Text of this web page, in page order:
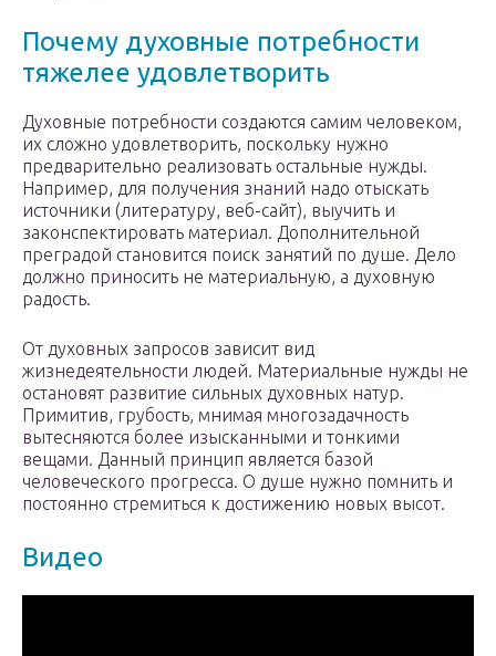
Почему духовные потребности
тяжелее удовлетворить
Духовные потребности создаются самим человеком,
их сложно удовлетворить, поскольку нужно
предварительно реализовать остальные нужды.
Например, для получения знаний надо отыскать
источники (литературу, веб-сайт), выучить и
законспектировать материал. Дополнительной
преградой становится поиск занятий по душе. Дело
должно приносить не материальную, а духовную
радость.
От духовных запросов зависит вид
жизнедеятельности людей. Материальные нужды не
остановят развитие сильных духовных натур.
Примитив, грубость, мнимая многозадачность
вытесняются более изысканными и тонкими
вещами. Данный принцип является базой
человеческого прогресса. О душе нужно помнить и
постоянно стремиться к достижению новых высот.
Видео